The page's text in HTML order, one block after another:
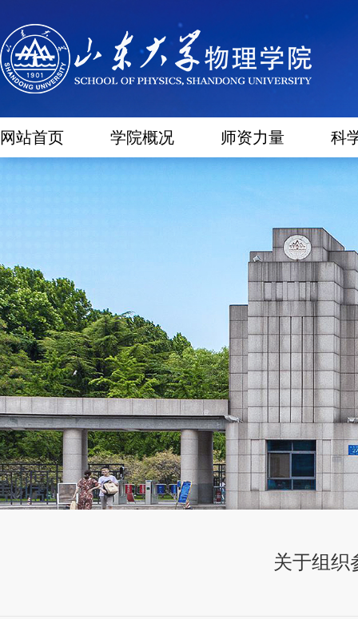
网站首页 学院概况 师资力量 科
关于组织